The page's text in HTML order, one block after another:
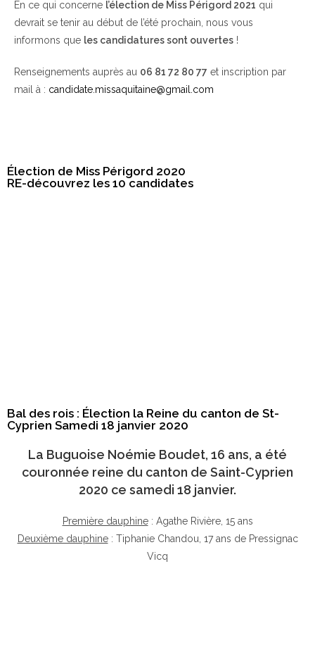
En ce qui concerne l’élection de Miss Périgord 2021 qui
devrait se tenir au début de l’été prochain, nous vous
informons que les candidatures sont ouvertes !
Renseignements auprès au 06 81 72 80 77 et inscription par
mail à : candidate.missaquitaine@gmail.com
Élection de Miss Périgord 2020
RE-découvrez les 10 candidates
Bal des rois : Élection la Reine du canton de St-
Cyprien Samedi 18 janvier 2020
La Buguoise Noémie Boudet, 16 ans, a été
couronnée reine du canton de Saint-Cyprien
2020 ce samedi 18 janvier.
Première dauphine: Agathe Rivière, 15 ans
Deuxième dauphine: Tiphanie Chandou, 17 ans de Pressignac
Vicq